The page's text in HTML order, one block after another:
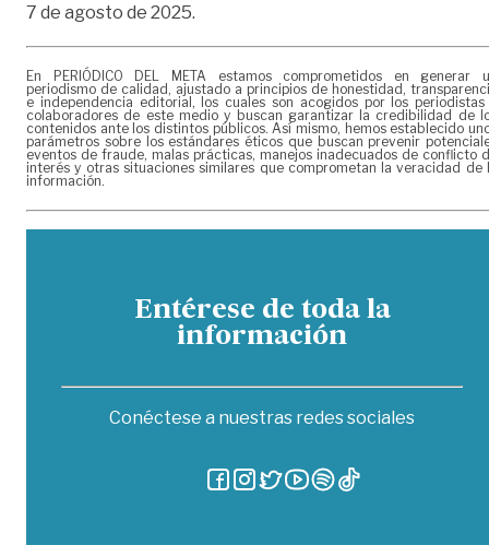
7 de agosto de 2025.
En PERIÓDICO DEL META estamos comprometidos en generar
periodismo de calidad, ajustado a principios de honestidad,
e independencia editorial, los cuales son acogidos por los periodistas
colaboradores de este medio y buscan garantizar la credibilidad de
contenidos ante los distintos públicos. Así mismo, hemos establecido
parámetros sobre los estándares éticos que buscan prevenir
eventos de fraude, malas prácticas, manejos inadecuados de conflicto
interés y otras situaciones similares que comprometan la veracidad de
información.
Entérese de toda la
información
Conéctese a nuestras redes sociales